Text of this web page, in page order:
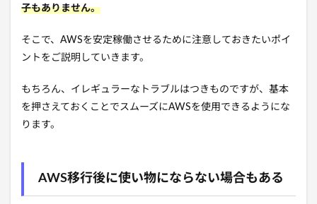
子もありません。
そこで、AWSを安定稼働させるために注意しておきたいポイ
ントをご説明していきます。
もちろん、イレギュラーなトラブルはつきものですが、基本
を押さえておくことでスムーズにAWSを使用できるようにな
ります。
AWS移行後に使い物にならない場合もある